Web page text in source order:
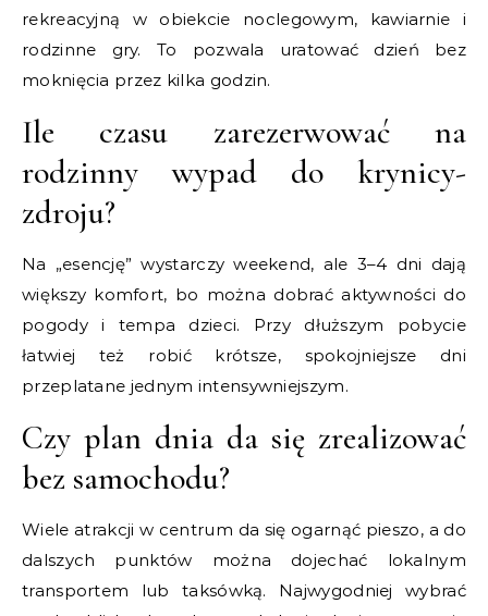
rekreacyjną w obiekcie noclegowym, kawiarnie i
rodzinne gry. To pozwala uratować dzień bez
moknięcia przez kilka godzin.
Ile czasu zarezerwować na
rodzinny wypad do krynicy-
zdroju?
Na „esencję” wystarczy weekend, ale 3–4 dni dają
większy komfort, bo można dobrać aktywności do
pogody i tempa dzieci. Przy dłuższym pobycie
łatwiej też robić krótsze, spokojniejsze dni
przeplatane jednym intensywniejszym.
Czy plan dnia da się zrealizować
bez samochodu?
Wiele atrakcji w centrum da się ogarnąć pieszo, a do
dalszych punktów można dojechać lokalnym
transportem lub taksówką. Najwygodniej wybrać